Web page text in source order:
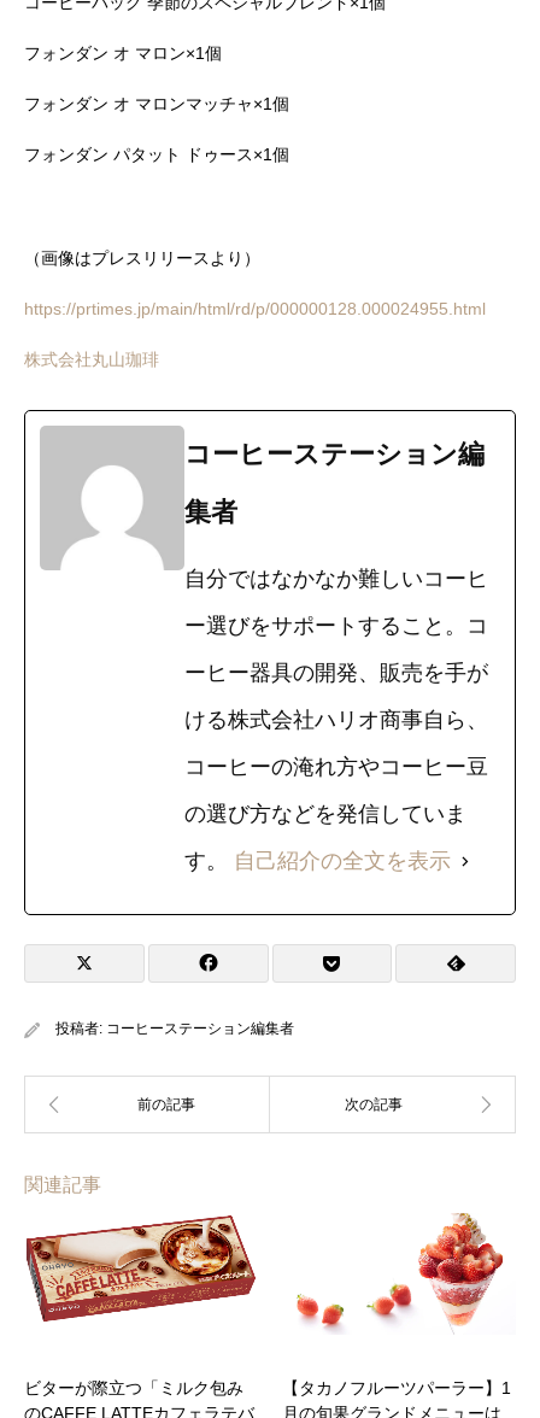
フォンダン オ マロン×1個
フォンダン オ マロンマッチャ×1個
フォンダン パタット ドゥース×1個
（画像はプレスリリースより）
https://prtimes.jp/main/html/rd/p/000000128.000024955.html
株式会社丸山珈琲
コーヒーステーション編
集者
自分ではなかなか難しいコーヒ
ー選びをサポートすること。コ
ーヒー器具の開発、販売を手が
ける株式会社ハリオ商事自ら、
コーヒーの淹れ方やコーヒー豆
の選び方などを発信していま
す。 自己紹介の全文を表示
投稿者: コーヒーステーション編集者
関連記事
ビターが際立つ「ミルク包み
のCAFFE LATTEカフェラテバ
【タカノフルーツパーラー】1
月の旬果グランドメニューは